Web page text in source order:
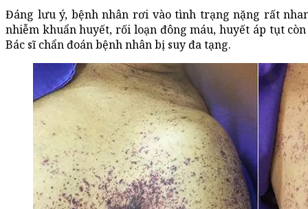
Đáng lưu ý, bệnh nhân rơi vào tình trạng nặng rất
nhiễm khuẩn huyết, rối loạn đông máu, huyết áp tụt
Bác sĩ chẩn đoán bệnh nhân bị suy đa tạng.